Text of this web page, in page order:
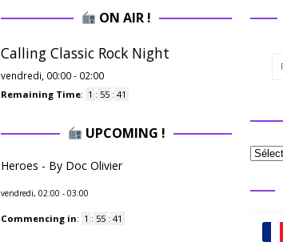
ON AIR !
Calling Classic Rock Night
vendredi, 00:00 - 02:00
Remaining Time: 1 : 55 : 40
UPCOMING !
Heroes - By Doc Olivier
vendredi, 02:00 - 03:00
Commencing in: 1 : 55 : 40